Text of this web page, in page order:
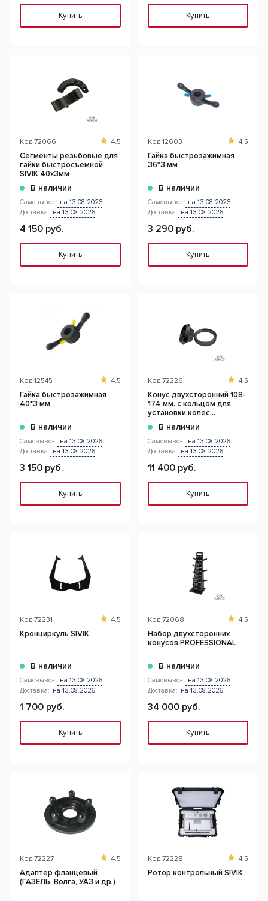
Купить Купить
Код 72066 4.5
Сегменты резьбовые для
гайки быстросъемной
SIVIK 40х3мм
В наличии
Самовывоз: на 13.08.2026
Доставка: на 13.08.2026
4 150 руб.
Купить
Код 12603 4.5
Гайка быстрозажимная
36*3 мм
В наличии
Самовывоз: на 13.08.2026
Доставка: на 13.08.2026
3 290 руб.
Купить
Код 12545 4.5
Гайка быстрозажимная
40*3 мм
В наличии
Самовывоз: на 13.08.2026
Доставка: на 13.08.2026
3 150 руб.
Купить
Код 72226 4.5
Конус двухсторонний 108-
174 мм. с кольцом для
установки колес
транспорта
В наличии
Самовывоз: на 13.08.2026
Доставка: на 13.08.2026
11 400 руб.
Купить
Код 72231 4.5
Кронциркуль SIVIK
В наличии
Самовывоз: на 13.08.2026
Доставка: на 13.08.2026
1 700 руб.
Купить
Код 72068 4.5
Набор двухсторонних
конусов PROFESSIONAL
В наличии
Самовывоз: на 13.08.2026
Доставка: на 13.08.2026
34 000 руб.
Купить
Код 72227 4.5
Адаптер фланцевый
(ГАЗЕЛЬ, Волга, УАЗ и др.)
Код 72228 4.5
Ротор контрольный SIVIK